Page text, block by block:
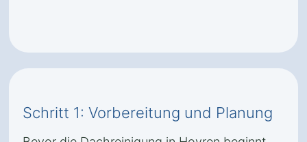
Schritt 1: Vorbereitung und Planung